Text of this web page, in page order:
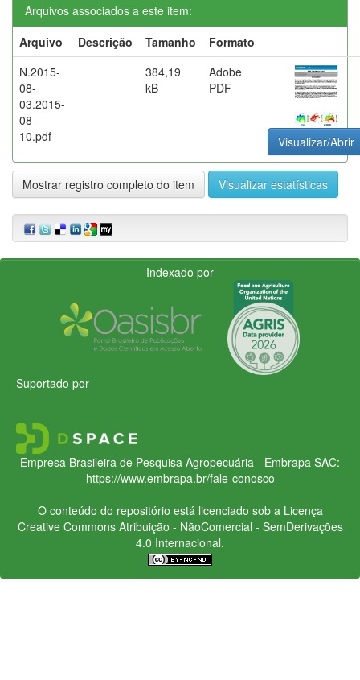
Arquivos associados a este item:
Arquivo
Descrição Tamanho
Formato
N.2015-
08-
03.2015-
08-
10.pdf
384,19
kB
Adobe
PDF
Visualizar/Abrir
Mostrar registro completo do item Visualizar estatísticas
Indexado por
Suportado por
Empresa Brasileira de Pesquisa Agropecuária - Embrapa SAC:
https://www.embrapa.br/fale-conosco
O conteúdo do repositório está licenciado sob a Licença
Creative CommonsAtribuição - NãoComercial - SemDerivações
4.0 Internacional.